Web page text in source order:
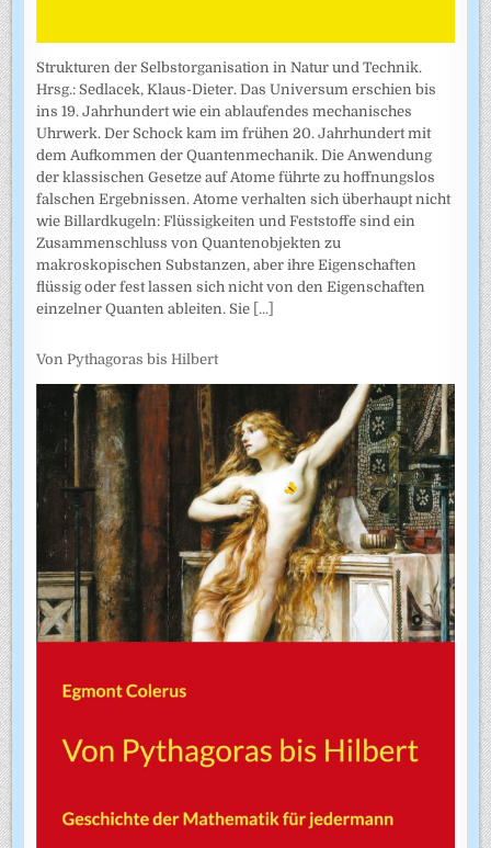
Strukturen der Selbstorganisation in Natur und Technik.
Hrsg.: Sedlacek, Klaus-Dieter. Das Universum erschien bis
ins 19. Jahrhundert wie ein ablaufendes mechanisches
Uhrwerk. Der Schock kam im frühen 20. Jahrhundert mit
dem Aufkommen der Quantenmechanik. Die Anwendung
der klassischen Gesetze auf Atome führte zu hoffnungslos
falschen Ergebnissen. Atome verhalten sich überhaupt nicht
wie Billardkugeln: Flüssigkeiten und Feststoffe sind ein
Zusammenschluss von Quantenobjekten zu
makroskopischen Substanzen, aber ihre Eigenschaften
flüssig oder fest lassen sich nicht von den Eigenschaften
einzelner Quanten ableiten. Sie [...]
Von Pythagoras bis Hilbert